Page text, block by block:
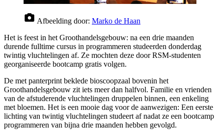
Afbeelding door: Marko de Haan
Het is feest in het Groothandelsgebouw: na een drie maanden
durende fulltime cursus in programmeren studeerden donderdag
twintig vluchtelingen af. Ze mochten deze door RSM-studenten
georganiseerde bootcamp gratis volgen.
De met panterprint beklede bioscoopzaal bovenin het
Groothandelsgebouw zit iets meer dan halfvol. Familie en vrienden
van de afstuderende vluchtelingen druppelen binnen, een enkeling
met bloemen. Het is een mooie dag voor de aanwezigen: Een eerste
lichting van twintig vluchtelingen studeert af nadat ze een bootcamp
programmeren van bijna drie maanden hebben gevolgd.